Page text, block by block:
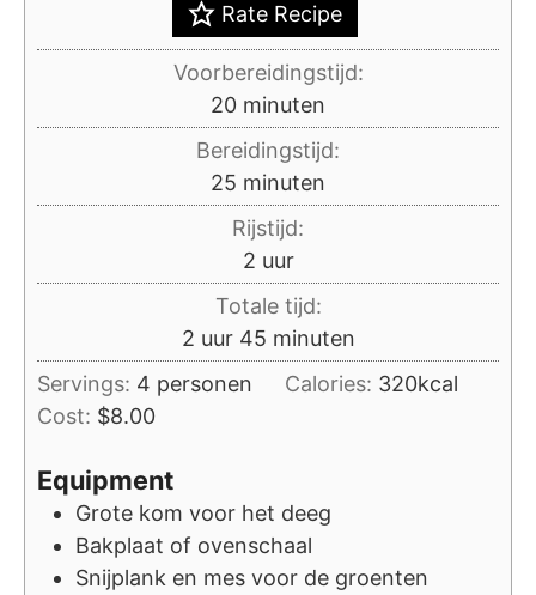
Rate Recipe
Voorbereidingstijd:
20minuten
minuten
Bereidingstijd:
25 minuten
minuten
Rijstijd:
2uur
uur
Totale tijd:
2uur
uur 45minuten
minuten
Servings: 4 personen Calories: 320kcal
Cost: $8.00
Equipment
Grote kom voor het deeg
Bakplaat of ovenschaal
Snijplank en mes voor de groenten